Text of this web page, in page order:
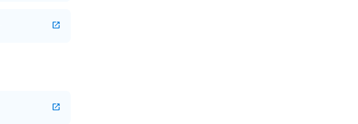
open_in_new
open_in_new